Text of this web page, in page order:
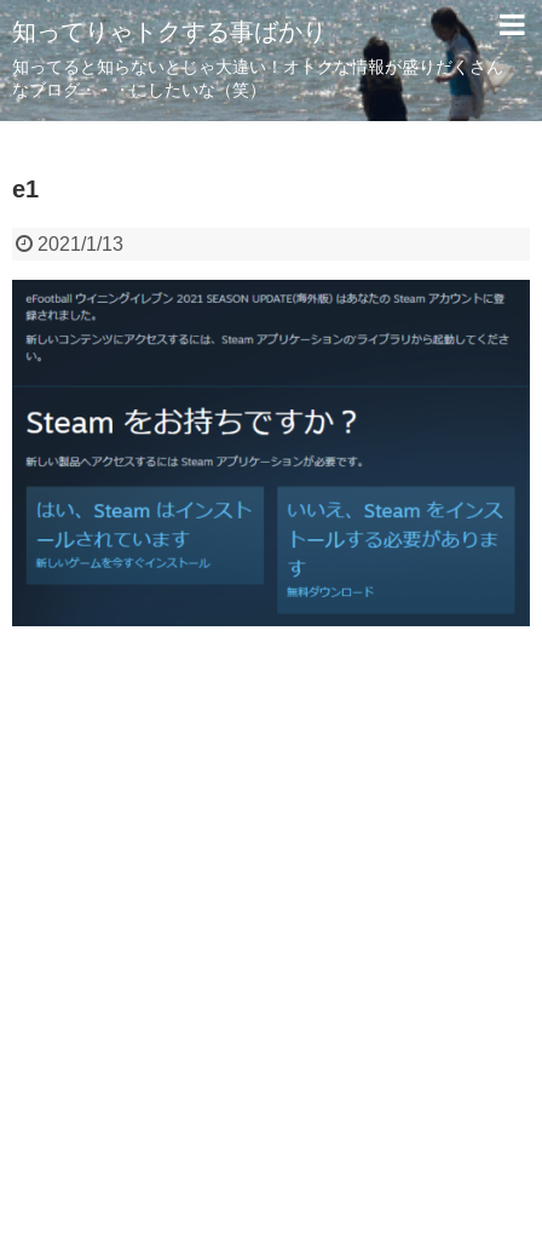
知ってりゃトクする事ばかり
知ってると知らないとじゃ大違い！オトクな情報が盛りだくさん
なブログ・・・にしたいな（笑）
e1
2021/1/13